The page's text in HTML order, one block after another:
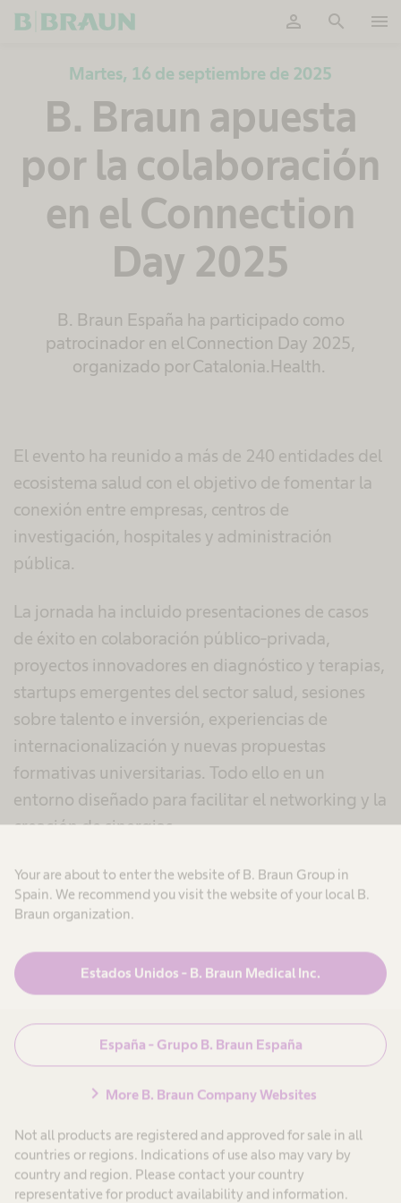
Your are about to enter the website of B. Braun Group in
Spain. We recommend you visit the website of your local B.
Braun organization.
Estados Unidos - B. Braun Medical Inc.
España - Grupo B. Braun España
chevron_right More B. Braun Company Websites
Not all products are registered and approved for sale in all
countries or regions. Indications of use also may vary by
country and region. Please contact your country
representative for product availability and information.
person search menu
Martes, 16 de septiembre de 2025
B. Braun apuesta
por la colaboración
en el Connection
Day 2025
B. Braun España ha participado como
patrocinador en el Connection Day 2025,
organizado por Catalonia.Health.
El evento ha reunido a más de 240 entidades del
ecosistema salud con el objetivo de fomentar la
conexión entre empresas, centros de
investigación, hospitales y administración
pública.
La jornada ha incluido presentaciones de casos
de éxito en colaboración público-privada,
proyectos innovadores en diagnóstico y terapias,
startups emergentes del sector salud, sesiones
sobre talento e inversión, experiencias de
internacionalización y nuevas propuestas
formativas universitarias. Todo ello en un
entorno diseñado para facilitar el networking y la
creación de sinergias.
Además, el evento ha ofrecido unazona de
expositoresy un espacio dereuniones B2B,
donde B. Braun ha conectado con otros actores
clave del sector para explorar nuevas
oportunidades de colaboración.
Nuestra presencia refleja el compromiso de B.
Braun con la
innovación colaborativa
, apostando
transferencia de conocimiento
impacto real en el sistema de salud.